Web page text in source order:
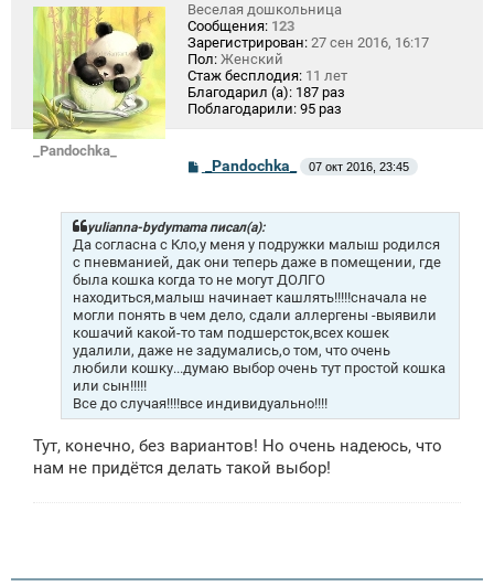
_Pandochka_
Веселая дошкольница
Сообщения: 123
Зарегистрирован: 27 сен 2016, 16:17
Пол: Женский
Стаж бесплодия: 11 лет
Благодарил (а): 187 раз
Поблагодарили: 95 раз
б
щ
е
н
и
е
_Pandochka_ 07 окт 2016, 23:45
yulianna-bydymama писал(а):
Да согласна с Кло,у меня у подружки малыш родился
с пневманией, дак они теперь даже в помещении, где
была кошка когда то не могут ДОЛГО
находиться,малыш начинает кашлять!!!!!сначала не
могли понять в чем дело, сдали аллергены -выявили
кошачий какой-то там подшерсток,всех кошек
удалили, даже не задумались,о том, что очень
любили кошку...думаю выбор очень тут простой кошка
или сын!!!!!
Все до случая!!!!все индивидуально!!!!
Тут, конечно, без вариантов! Но очень надеюсь, что
нам не придётся делать такой выбор!